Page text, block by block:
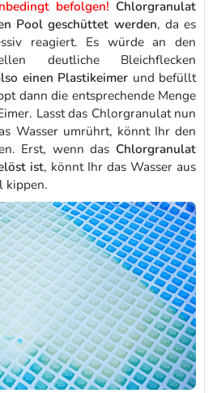
befolgen! Chlorgranulat
Pool geschüttet werden, da es
reagiert. Es würde an den
deutliche Bleichflecken
einen Plastikeimer und befüllt
dann die entsprechende Menge
Lasst das Chlorgranulat nun
Wasser umrührt, könnt Ihr den
Erst, wenn das Chlorgranulat
ist, könnt Ihr das Wasser aus
kippen.